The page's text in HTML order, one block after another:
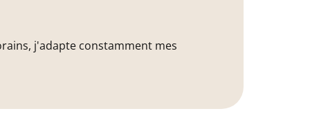
j'adapte constamment mes